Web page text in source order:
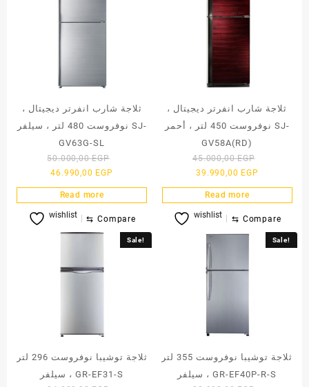
ثلاجة شارب انفرتر ديجيتال ،
نوفروست 480 لتر ، سيلفر SJ-
GV63G-SL
50.000,00EGP
was:
50.000,00 EGP.
46.990,00 EGP
price
is:
46.990,00 EGP.
Read more
wishlist ⇆ Compare
ثلاجة شارب انفرتر ديجيتال ،
نوفروست 450 لتر ، أحمر SJ-
GV58A(RD)
45.000,00EGP
was:
45.000,00
39.990,00 EGP
price
is:
39.990,00
Read more
wishlist ⇆ Compare
Sale!
ثلاجة توشيبا نوفروست 296 لتر
، سيلفر GR-EF31-S
Sale!
ثلاجة توشيبا نوفروست 355 لتر
، سيلفر GR-EF40P-R-S